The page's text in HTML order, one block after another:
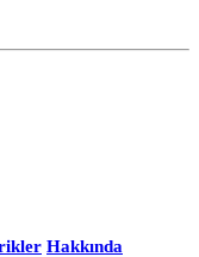
Hakkında